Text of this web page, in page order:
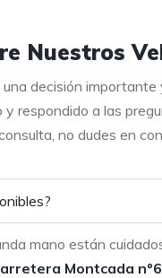
Nuestros
decisión
respondido a las
no dudes en
mano están
Montcada